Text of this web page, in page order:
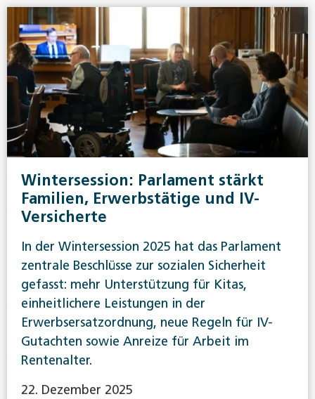
Wintersession: Parlament stärkt
Familien, Erwerbstätige und IV-
Versicherte
In der Wintersession 2025 hat das Parlament
zentrale Beschlüsse zur sozialen Sicherheit
gefasst: mehr Unterstützung für Kitas,
einheitlichere Leistungen in der
Erwerbsersatzordnung, neue Regeln für IV-
Gutachten sowie Anreize für Arbeit im
Rentenalter.
22. Dezember 2025